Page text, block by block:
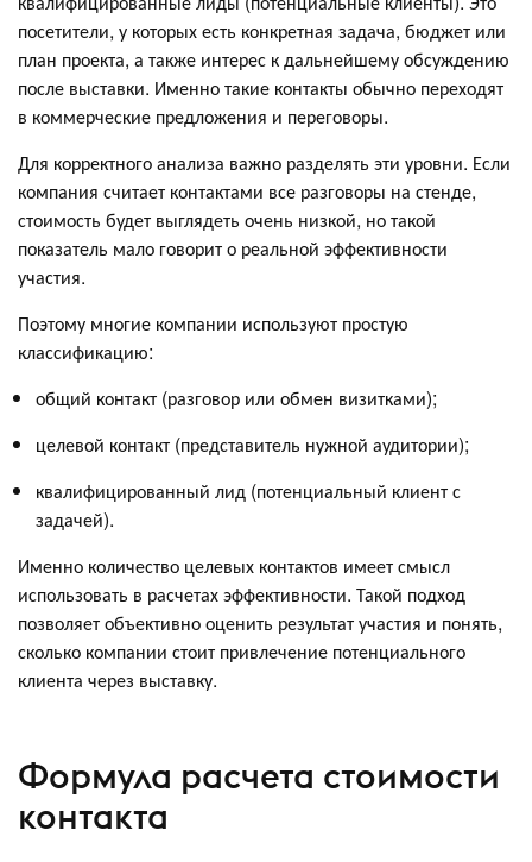
посетители, у которых есть конкретная задача, бюджет или
план проекта, а также интерес к дальнейшему обсуждению
после выставки. Именно такие контакты обычно переходят
в коммерческие предложения и переговоры.
Для корректного анализа важно разделять эти уровни. Если
компания считает контактами все разговоры на стенде,
стоимость будет выглядеть очень низкой, но такой
показатель мало говорит о реальной эффективности
участия.
Поэтому многие компании используют простую
классификацию:
общий контакт (разговор или обмен визитками);
целевой контакт (представитель нужной аудитории);
квалифицированный лид (потенциальный клиент с
задачей).
Именно количество целевых контактов имеет смысл
использовать в расчетах эффективности. Такой подход
позволяет объективно оценить результат участия и понять,
сколько компании стоит привлечение потенциального
клиента через выставку.
Формула расчета стоимости
контакта